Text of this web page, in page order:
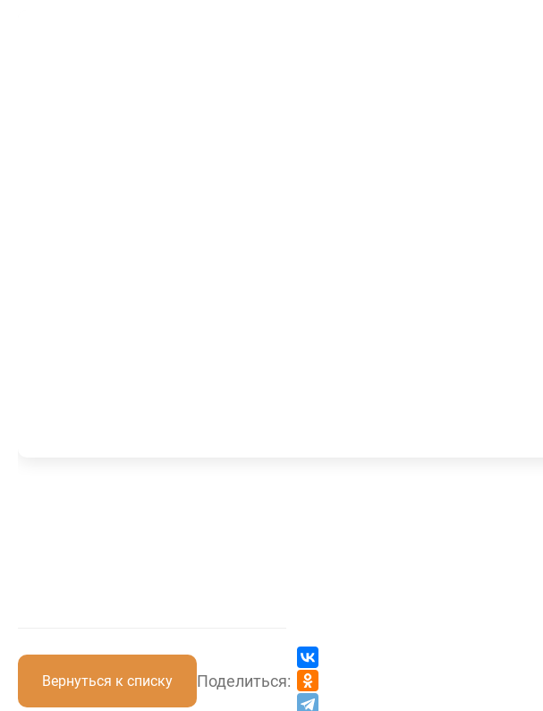
Вернуться к списку Поделиться: